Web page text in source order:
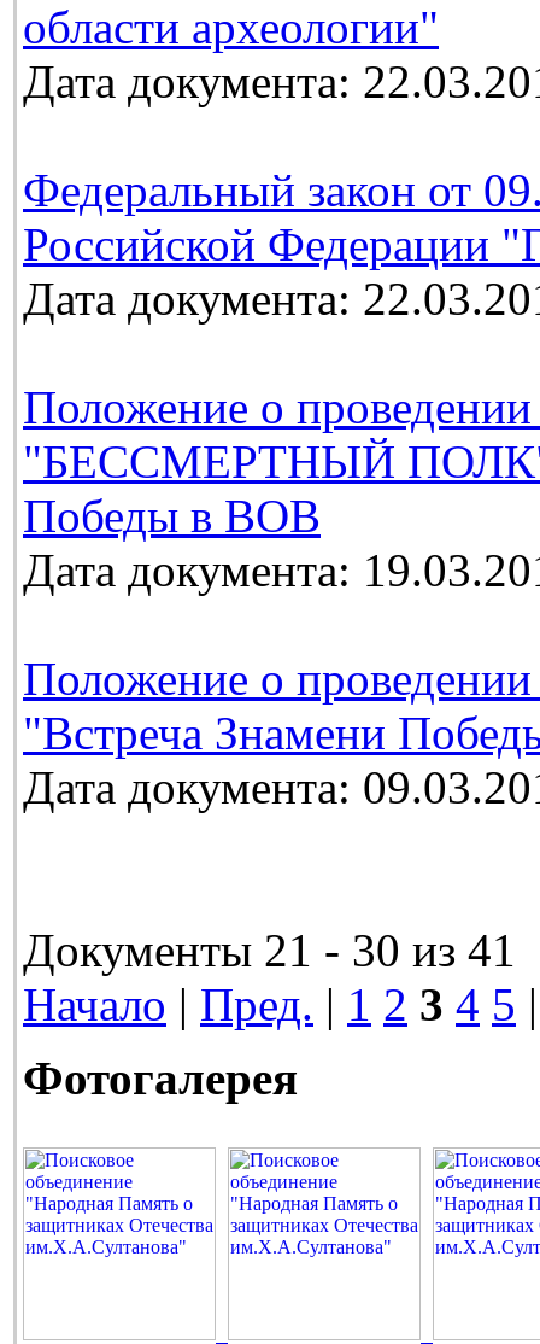
области археологии"
Дата документа:
Федеральный закон от
Российской Федерации
Дата документа:
Положение о
"БЕССМЕРТНЫЙ ПОЛК",
Победы в ВОВ
Дата документа:
Положение о
"Встреча Знамени
Дата документа:
Документы 21 - 30 из 41
Начало | Пред. | 1 2 3 4 5
Фотогалерея